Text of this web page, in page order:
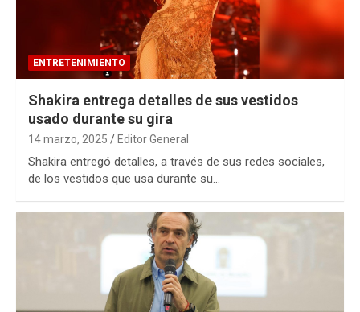
ENTRETENIMIENTO
Shakira entrega detalles de sus vestidos
usado durante su gira
14 marzo, 2025 Editor General
Shakira entregó detalles, a través de sus redes sociales,
de los vestidos que usa durante su…